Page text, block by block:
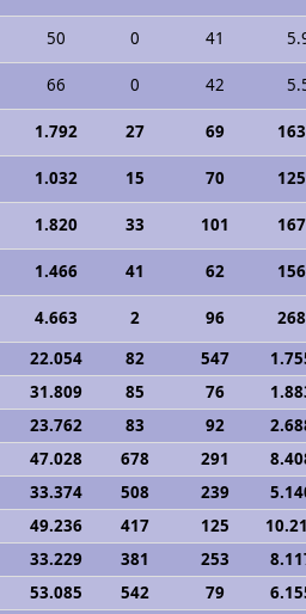
50 0 41
66 0 42
1.792 27 69
1.032 15 70
1.820 33 101
1.466 41 62
4.663 2 96
22.054 82 547
31.809 85 76
23.762 83 92
47.028 678 291
33.374 508 239
49.236 417 125
33.229 381 253
53.085 542 79